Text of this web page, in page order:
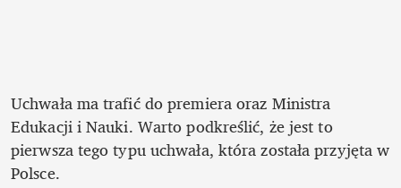
Uchwała ma trafić do premiera oraz Ministra
Edukacji i Nauki. Warto podkreślić, że jest to
pierwsza tego typu uchwała, która została przyjęta w
Polsce.